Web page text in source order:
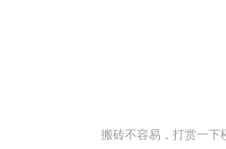
搬砖不容易，打赏一下